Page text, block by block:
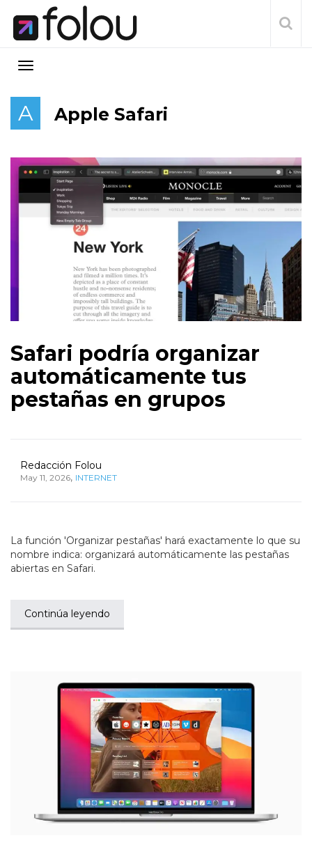
A Apple Safari
Safari podría organizar
automáticamente tus
pestañas en grupos
Redacción Folou
May 11, 2026, INTERNET
La función 'Organizar pestañas' hará exactamente lo que su
nombre indica: organizará automáticamente las pestañas
abiertas en Safari.
Continúa leyendo